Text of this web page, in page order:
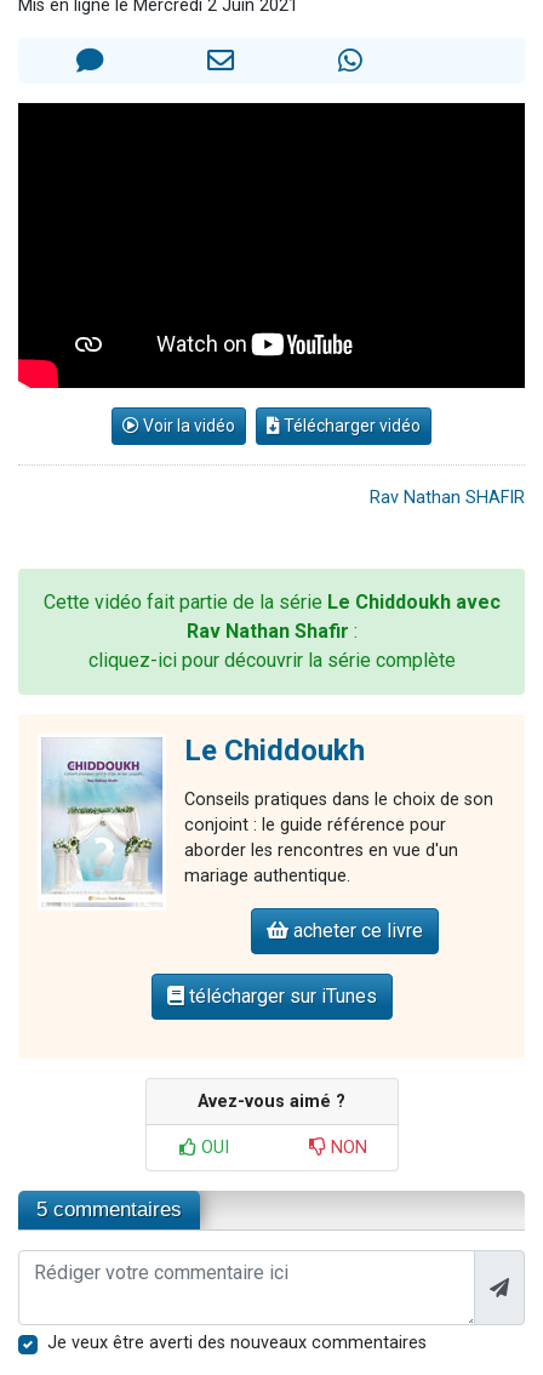
30 personnes viennent de faire un don pour Sauvez la jambe de Yohan
Mis en ligne le Mercredi 2 Juin 2021
Voir la vidéo Télécharger vidéo
Rav Nathan SHAFIR
Cette vidéo fait partie de la série Le Chiddoukh avec
Rav Nathan Shafir :
cliquez-ici pour découvrir la série complète
Le Chiddoukh
Conseils pratiques dans le choix de son
conjoint : le guide référence pour
aborder les rencontres en vue d'un
mariage authentique.
acheter ce livre
télécharger sur iTunes
Avez-vous aimé ?
OUI NON
5 commentaires
Je veux être averti des nouveaux commentaires